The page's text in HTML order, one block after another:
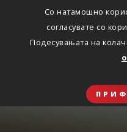
Со натамошно
согласувате со
Подесувањата на